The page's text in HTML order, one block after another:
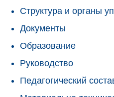
Структура и органы
Документы
Образование
Руководство
Педагогический